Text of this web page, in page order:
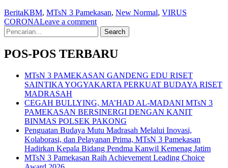
BeritaKBM, MTsN 3 Pamekasan, New Normal, VIRUS
CORONALeave a comment
Search
for:
POS-POS TERBARU
MTsN 3 PAMEKASAN GANDENG EDU RISET
SAINTIKA YOGYAKARTA PERKUAT BUDAYA RISET
MADRASAH
CEGAH BULLYING, MA’HAD AL-MADANI MTsN 3
PAMEKASAN BERSINERGI DENGAN KANIT
BINMAS POLSEK PAKONG
Penguatan Budaya Mutu Madrasah Melalui Inovasi,
Kolaborasi, dan Pelayanan Prima, MTsN 3 Pamekasan
Hadirkan Kepala Bidang Pendma Kanwil Kemenag Jatim
MTsN 3 Pamekasan Raih Achievement Leading Choice